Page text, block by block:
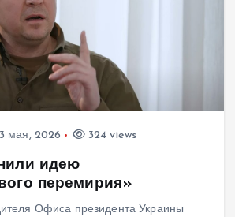
мая, 2026 324 views
идею
перемирия»
Офиса президента Украины